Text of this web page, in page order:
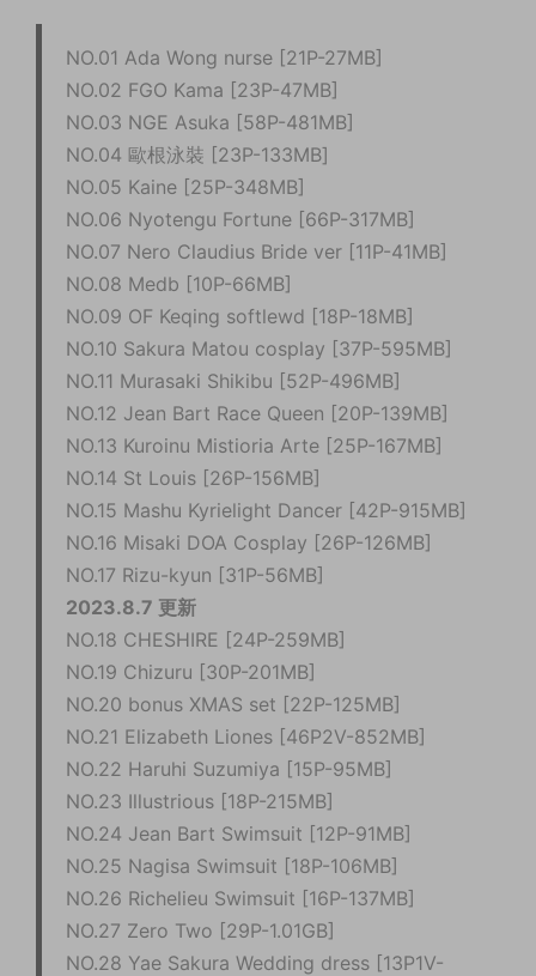
NO.01 Ada Wong nurse [21P-27MB]
NO.02 FGO Kama [23P-47MB]
NO.03 NGE Asuka [58P-481MB]
NO.04 歐根泳裝 [23P-133MB]
NO.05 Kaine [25P-348MB]
NO.06 Nyotengu Fortune [66P-317MB]
NO.07 Nero Claudius Bride ver [11P-41MB]
NO.08 Medb [10P-66MB]
NO.09 OF Keqing softlewd [18P-18MB]
NO.10 Sakura Matou cosplay [37P-595MB]
NO.11 Murasaki Shikibu [52P-496MB]
NO.12 Jean Bart Race Queen [20P-139MB]
NO.13 Kuroinu Mistioria Arte [25P-167MB]
NO.14 St Louis [26P-156MB]
NO.15 Mashu Kyrielight Dancer [42P-915MB]
NO.16 Misaki DOA Cosplay [26P-126MB]
NO.17 Rizu-kyun [31P-56MB]
2023.8.7 更新
NO.18 CHESHIRE [24P-259MB]
NO.19 Chizuru [30P-201MB]
NO.20 bonus XMAS set [22P-125MB]
NO.21 Elizabeth Liones [46P2V-852MB]
NO.22 Haruhi Suzumiya [15P-95MB]
NO.23 Illustrious [18P-215MB]
NO.24 Jean Bart Swimsuit [12P-91MB]
NO.25 Nagisa Swimsuit [18P-106MB]
NO.26 Richelieu Swimsuit [16P-137MB]
NO.27 Zero Two [29P-1.01GB]
NO.28 Yae Sakura Wedding dress [13P1V-